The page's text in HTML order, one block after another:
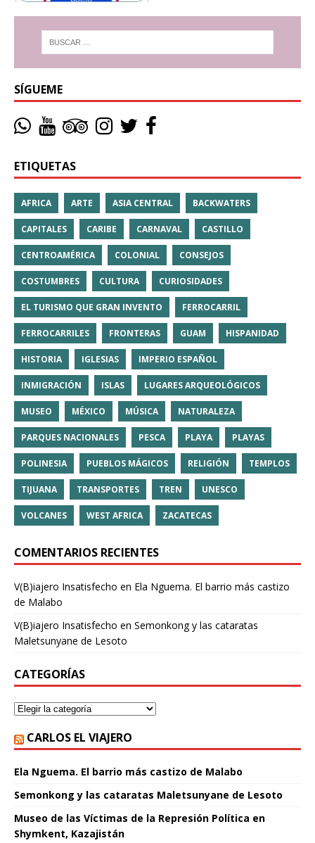
SÍGUEME
ETIQUETAS
AFRICA ARTE ASIA CENTRAL BACKWATERS
CAPITALES CARIBE CARNAVAL CASTILLO
CENTROAMÉRICA COLONIAL CONSEJOS
COSTUMBRES CULTURA CURIOSIDADES
EL TURISMO QUE GRAN INVENTO FERROCARRIL
FERROCARRILES FRONTERAS GUAM HISPANIDAD
HISTORIA IGLESIAS IMPERIO ESPAÑOL
INMIGRACIÓN ISLAS LUGARES ARQUEOLÓGICOS
MUSEO MÉXICO MÚSICA NATURALEZA
PARQUES NACIONALES PESCA PLAYA PLAYAS
POLINESIA PUEBLOS MÁGICOS RELIGIÓN TEMPLOS
TIJUANA TRANSPORTES TREN UNESCO
VOLCANES WEST AFRICA ZACATECAS
COMENTARIOS RECIENTES
V(B)iajero Insatisfecho en Ela Nguema. El barrio más castizo
de Malabo
V(B)iajero Insatisfecho en Semonkong y las cataratas
Maletsunyane de Lesoto
CATEGORÍAS
CARLOS EL VIAJERO
Ela Nguema. El barrio más castizo de Malabo
Semonkong y las cataratas Maletsunyane de Lesoto
Museo de las Víctimas de la Represión Política en
Shymkent, Kazajistán